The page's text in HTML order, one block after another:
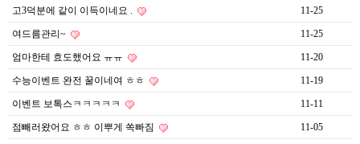
고3덕분에 같이 이득이네요 . 11-25
여드름관리~ 11-25
엄마한테 효도했어요 ㅠㅠ 11-20
수능이벤트 완전 꿀이네여 ㅎㅎ 11-19
이벤트 보톡스ㅋㅋㅋㅋㅋ 11-11
점빼러왔어요 ㅎㅎ 이뿌게 쏙빠짐 11-05